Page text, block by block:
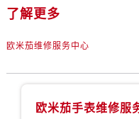
了解更多
欧米茄维修服务中心
欧米茄手表维修服